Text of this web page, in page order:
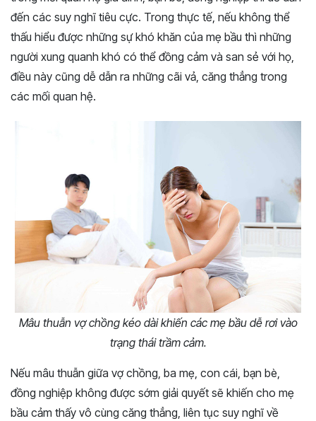
đến các suy nghĩ tiêu cực. Trong thực tế, nếu không thể
thấu hiểu được những sự khó khăn của mẹ bầu thì những
người xung quanh khó có thể đồng cảm và san sẻ với họ,
điều này cũng dễ dẫn ra những cãi vả, căng thẳng trong
các mối quan hệ.
Mâu thuẫn vợ chồng kéo dài khiến các mẹ bầu dễ rơi vào
trạng thái trầm cảm.
Nếu mâu thuẫn giữa vợ chồng, ba mẹ, con cái, bạn bè,
đồng nghiệp không được sớm giải quyết sẽ khiến cho mẹ
bầu cảm thấy vô cùng căng thẳng, liên tục suy nghĩ về